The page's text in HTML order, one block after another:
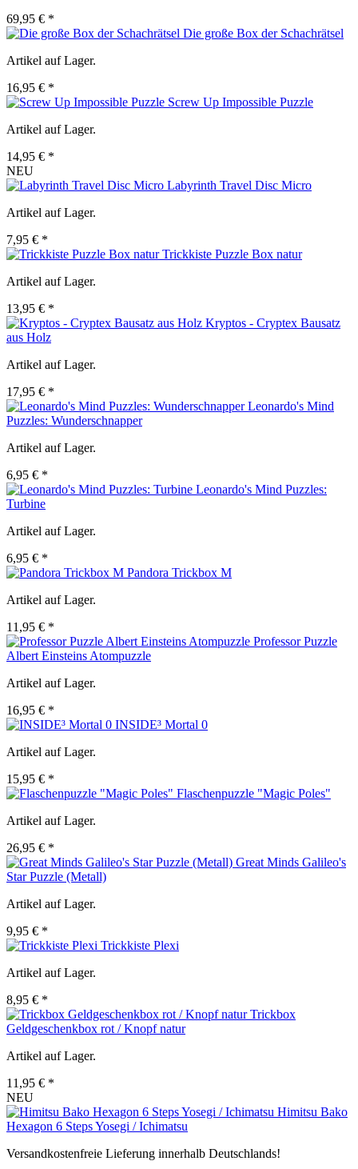
69,95 € *
Die große Box der Schachrätsel
Artikel auf Lager.
16,95 € *
Screw Up Impossible Puzzle
Artikel auf Lager.
14,95 € *
NEU
Labyrinth Travel Disc Micro
Artikel auf Lager.
7,95 € *
Trickkiste Puzzle Box natur
Artikel auf Lager.
13,95 € *
Kryptos - Cryptex Bausatz
aus Holz
Artikel auf Lager.
17,95 € *
Leonardo's Mind
Puzzles: Wunderschnapper
Artikel auf Lager.
6,95 € *
Leonardo's Mind Puzzles:
Turbine
Artikel auf Lager.
6,95 € *
Pandora Trickbox M
Artikel auf Lager.
11,95 € *
Professor Puzzle
Albert Einsteins Atompuzzle
Artikel auf Lager.
16,95 € *
INSIDE³ Mortal 0
Artikel auf Lager.
15,95 € *
Flaschenpuzzle "Magic Poles"
Artikel auf Lager.
26,95 € *
Great Minds Galileo's
Star Puzzle (Metall)
Artikel auf Lager.
9,95 € *
Trickkiste Plexi
Artikel auf Lager.
8,95 € *
Trickbox
Geldgeschenkbox rot / Knopf natur
Artikel auf Lager.
11,95 € *
NEU
Himitsu Bako
Hexagon 6 Steps Yosegi / Ichimatsu
Versandkostenfreie Lieferung innerhalb Deutschlands!